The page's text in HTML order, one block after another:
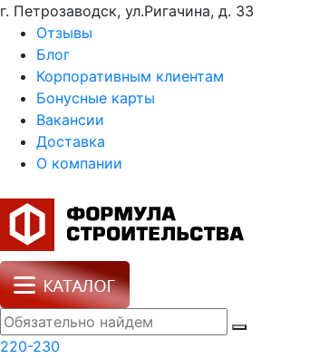
г. Петрозаводск, ул.Ригачина, д. 33
Отзывы
Блог
Корпоративным клиентам
Бонусные карты
Вакансии
Доставка
О компании
220-230